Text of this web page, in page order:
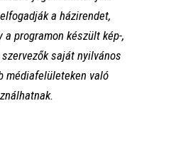
a házirendet,
programon készült kép-,
saját nyilvános
médiafelületeken való